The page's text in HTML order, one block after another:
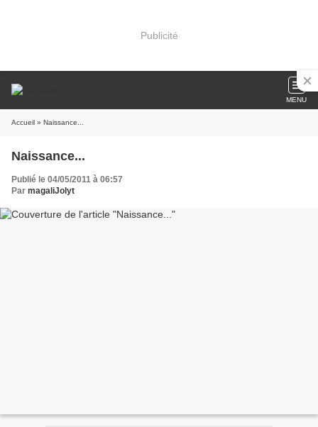
Publicité
MENU
Accueil » Naissance...
Naissance...
Publié le 04/05/2011 à 06:57
Par magaliJolyt